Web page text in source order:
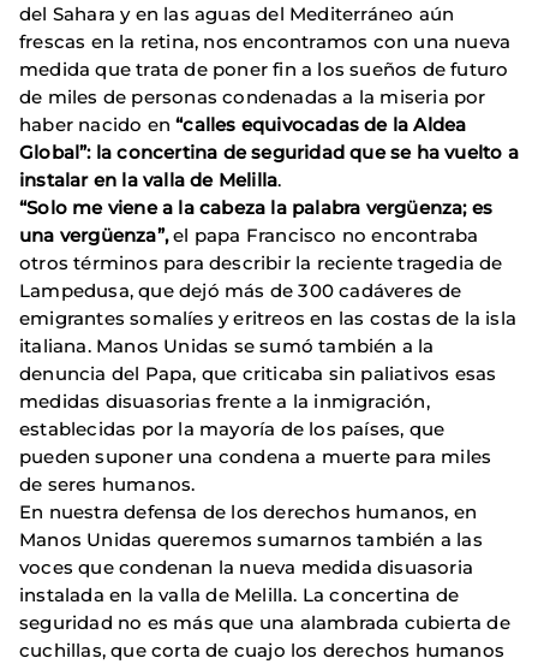
del Sahara y en las aguas del Mediterráneo aún
frescas en la retina, nos encontramos con una nueva
medida que trata de poner fin a los sueños de futuro
de miles de personas condenadas a la miseria por
haber nacido en“calles equivocadas de la Aldea
Global”: la concertina de seguridad que se ha vuelto a
instalar en la valla de Melilla.
“Solo me viene a la cabeza la palabra vergüenza; es
una vergüenza”,el papa Francisco no encontraba
otros términos para describir la reciente tragedia de
Lampedusa, que dejó más de 300 cadáveres de
emigrantes somalíes y eritreos en las costas de la isla
italiana. Manos Unidas se sumó también a la
denuncia del Papa, que criticaba sin paliativos esas
medidas disuasorias frente a la inmigración,
establecidas por la mayoría de los países, que
pueden suponer una condena a muerte para miles
de seres humanos.
En nuestra defensa de los derechos humanos, en
Manos Unidas queremos sumarnos también a las
voces que condenan la nueva medida disuasoria
instalada en la valla de Melilla. La concertina de
seguridad no es más que una alambrada cubierta de
cuchillas, que corta de cuajo los derechos humanos